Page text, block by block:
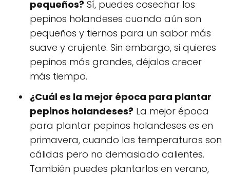
pequeños? Sí, puedes cosechar los
pepinos holandeses cuando aún son
pequeños y tiernos para un sabor más
suave y crujiente. Sin embargo, si quieres
pepinos más grandes, déjalos crecer
más tiempo.
¿Cuál es la mejor época para plantar
pepinos holandeses? La mejor época
para plantar pepinos holandeses es en
primavera, cuando las temperaturas son
cálidas pero no demasiado calientes.
También puedes plantarlos en verano,